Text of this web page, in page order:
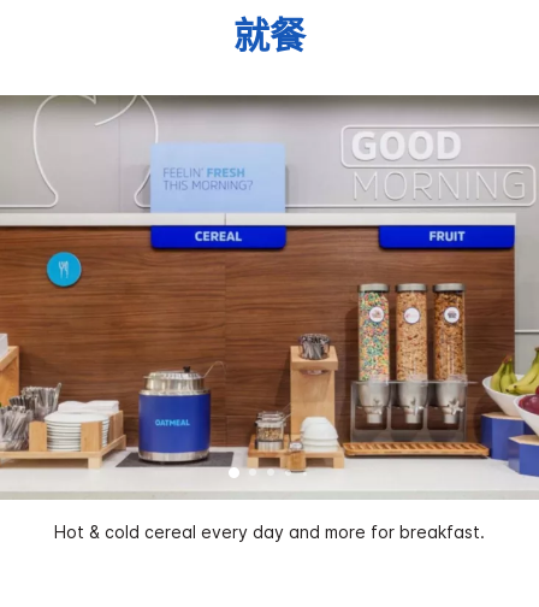
就餐
Hot & cold cereal every day and more for breakfast.